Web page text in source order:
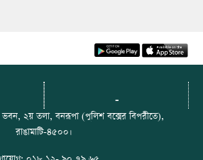
-
ভবন, ২য় তলা, বনরূপা (পুলিশ বক্সের বিপরীতে),
রাঙামাটি-৪৫০০।